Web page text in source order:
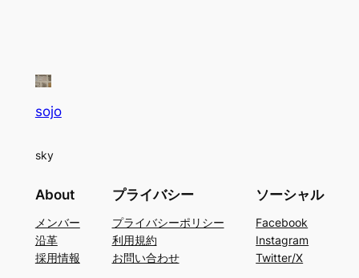
sojo
sky
About
メンバー
沿革
採用情報
プライバシー
プライバシーポリシー
利用規約
お問い合わせ
ソーシャル
Facebook
Instagram
Twitter/X